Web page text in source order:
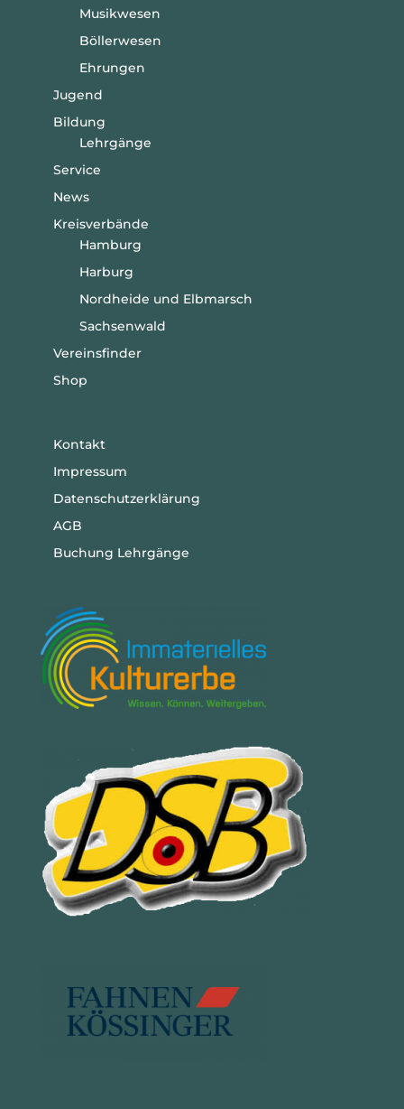
Musikwesen
Böllerwesen
Ehrungen
Jugend
Bildung
Lehrgänge
Service
News
Kreisverbände
Hamburg
Harburg
Nordheide und Elbmarsch
Sachsenwald
Vereinsfinder
Shop
Kontakt
Impressum
Datenschutzerklärung
AGB
Buchung Lehrgänge